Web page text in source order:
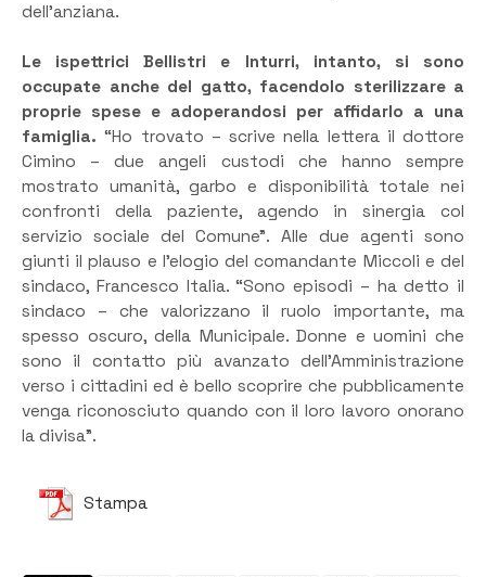
dell’anziana.
Le ispettrici Bellistri e Inturri, intanto, si sono
occupate anche del gatto, facendolo sterilizzare a
proprie spese e adoperandosi per affidarlo a una
famiglia.“Ho trovato – scrive nella lettera il dottore
Cimino – due angeli custodi che hanno sempre
mostrato umanità, garbo e disponibilità totale nei
confronti della paziente, agendo in sinergia col
servizio sociale del Comune”. Alle due agenti sono
giunti il plauso e l’elogio del comandante Miccoli e del
sindaco, Francesco Italia. “Sono episodi – ha detto il
sindaco – che valorizzano il ruolo importante, ma
spesso oscuro, della Municipale. Donne e uomini che
sono il contatto più avanzato dell’Amministrazione
verso i cittadini ed è bello scoprire che pubblicamente
venga riconosciuto quando con il loro lavoro onorano
la divisa”.
Stampa